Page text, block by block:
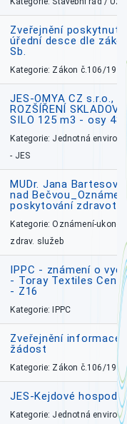
Zveřejnění
úřední desce dle
Sb.
Kategorie: Zákon č.106/1999
JES-OMYA CZ s.r.o.,
ROZŠÍŘENÍ
SILO 125 m3 - osy
Kategorie: Jednotná
- JES
MUDr. Jana
nad
poskytování
Kategorie: Oznámení-
zdrav. služeb
IPPC - známení o
- Toray Textiles
- Z16
Kategorie: IPPC
Zveřejnění informace
žádost
Kategorie: Zákon č.106/1999
JES-Kejdové
Kategorie: Jednotná